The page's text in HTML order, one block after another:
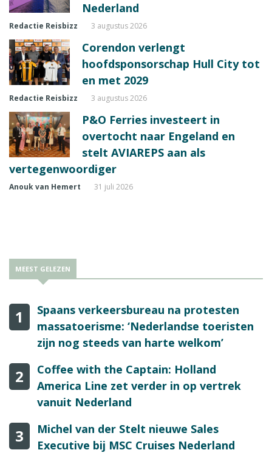
Nederland
Redactie Reisbizz 3 augustus 2026
Corendon verlengt
hoofdsponsorschap Hull City tot
en met 2029
Redactie Reisbizz 3 augustus 2026
P&O Ferries investeert in
overtocht naar Engeland en
stelt AVIAREPS aan als
vertegenwoordiger
Anouk van Hemert 31 juli 2026
MEEST GELEZEN
1
Spaans verkeersbureau na protesten
massatoerisme: ‘Nederlandse toeristen
zijn nog steeds van harte welkom’
2
Coffee with the Captain: Holland
America Line zet verder in op vertrek
vanuit Nederland
3
Michel van der Stelt nieuwe Sales
Executive bij MSC Cruises Nederland